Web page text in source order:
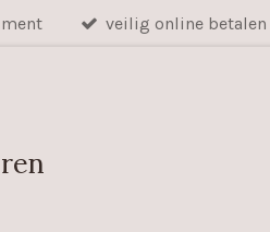
veilig online betalen